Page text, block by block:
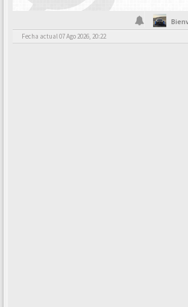
Fecha actual 07 Ago 2026, 20:22